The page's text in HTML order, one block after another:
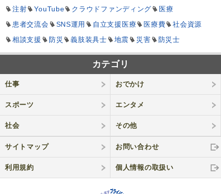
注射
YouTube クラウドファンディング
医療
患者交流会
SNS運用 自立支援医療 医療費
社会資源
相談支援
防災 義肢装具士 地震 災害 防災士
カテゴリ
仕事 おでかけ
スポーツ エンタメ
社会 その他
サイトマップ お問い合わせ
利用規約 個人情報の取扱い